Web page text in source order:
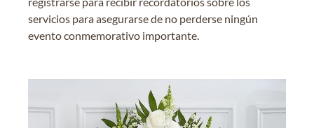
servicios para asegurarse de no perderse ningún
evento conmemorativo importante.